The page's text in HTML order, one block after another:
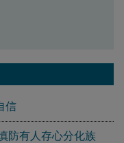
信
防有人存心分化族